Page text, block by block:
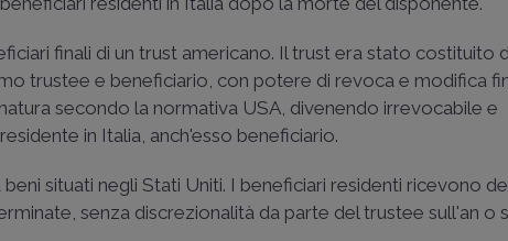
finali di un trust americano. Il trust era stato costituito
trustee e beneficiario, con potere di revoca e modifica
secondo la normativa USA, divenendo irrevocabile e
in Italia, anch'esso beneficiario.
situati negli Stati Uniti. I beneficiari residenti ricevono
senza discrezionalità da parte del trustee sull'an o